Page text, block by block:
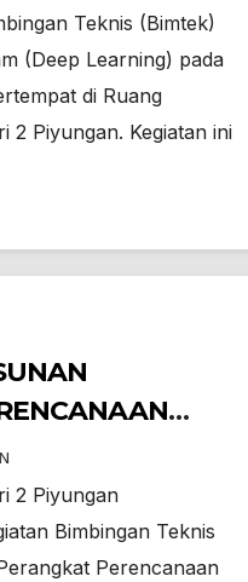
Teknis (Bimtek)
(Deep Learning) pada
di Ruang
2 Piyungan. Kegiatan ini
DAN PEMBINAAN
2 Piyungan
Bimbingan Teknis
Perencanaan